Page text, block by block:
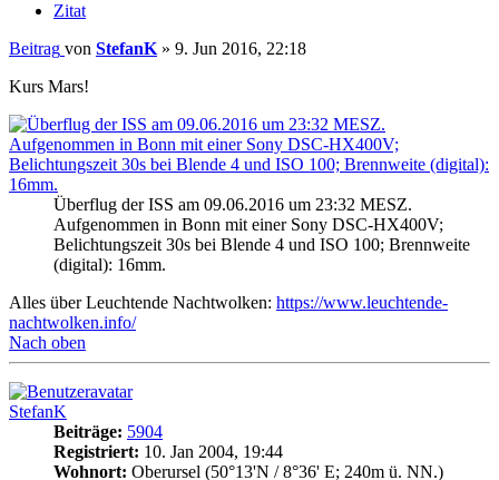
Zitat
Beitrag von StefanK» 9. Jun 2016, 22:18
Kurs Mars!
Überflug der ISS am 09.06.2016 um 23:32 MESZ.
Aufgenommen in Bonn mit einer Sony DSC-HX400V;
Belichtungszeit 30s bei Blende 4 und ISO 100; Brennweite
(digital): 16mm.
Alles über Leuchtende Nachtwolken: https://www.leuchtende-
nachtwolken.info/
Nach oben
StefanK
Beiträge: 5904
Registriert: 10. Jan 2004, 19:44
Wohnort: Oberursel (50°13'N / 8°36' E; 240m ü. NN.)